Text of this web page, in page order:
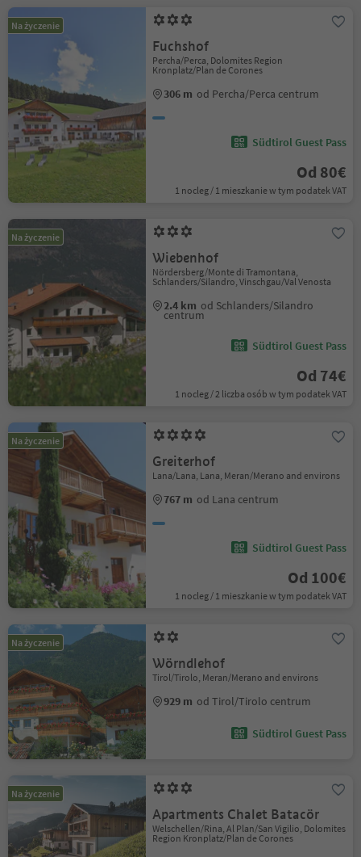
Na życzenie
Fuchshof
Percha/Perca, Dolomites Region
Kronplatz/Plan de Corones
306 m od Percha/Perca centrum
Südtirol Guest Pass
Od 80€
1 nocleg / 1 mieszkanie w tym podatek VAT
Na życzenie
Wiebenhof
Nördersberg/Monte di Tramontana,
Schlanders/Silandro, Vinschgau/Val Venosta
2.4 km od Schlanders/Silandro
centrum
Südtirol Guest Pass
Od 74€
1 nocleg / 2 liczba osób w tym podatek VAT
Na życzenie
Greiterhof
Lana/Lana, Lana, Meran/Merano and environs
767 m od Lana centrum
Südtirol Guest Pass
Od 100€
1 nocleg / 1 mieszkanie w tym podatek VAT
Na życzenie
Wörndlehof
Tirol/Tirolo, Meran/Merano and environs
929 m od Tirol/Tirolo centrum
Südtirol Guest Pass
Na życzenie
Apartments Chalet Batacör
Welschellen/Rina, Al Plan/San Vigilio, Dolomites
Region Kronplatz/Plan de Corones